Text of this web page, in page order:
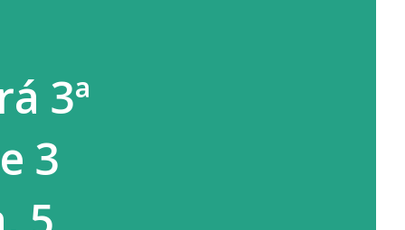
3ª
3